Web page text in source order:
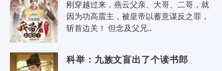
刚穿越过来，燕云父亲、大哥、二哥，就
因为功高震主，被皇帝以蓄意谋反之罪，
斩首边关！ 但念及父兄..
科举：九族文盲出了个读书郎